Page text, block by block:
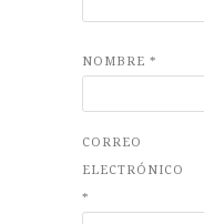
NOMBRE *
CORREO
ELECTRÓNICO
*